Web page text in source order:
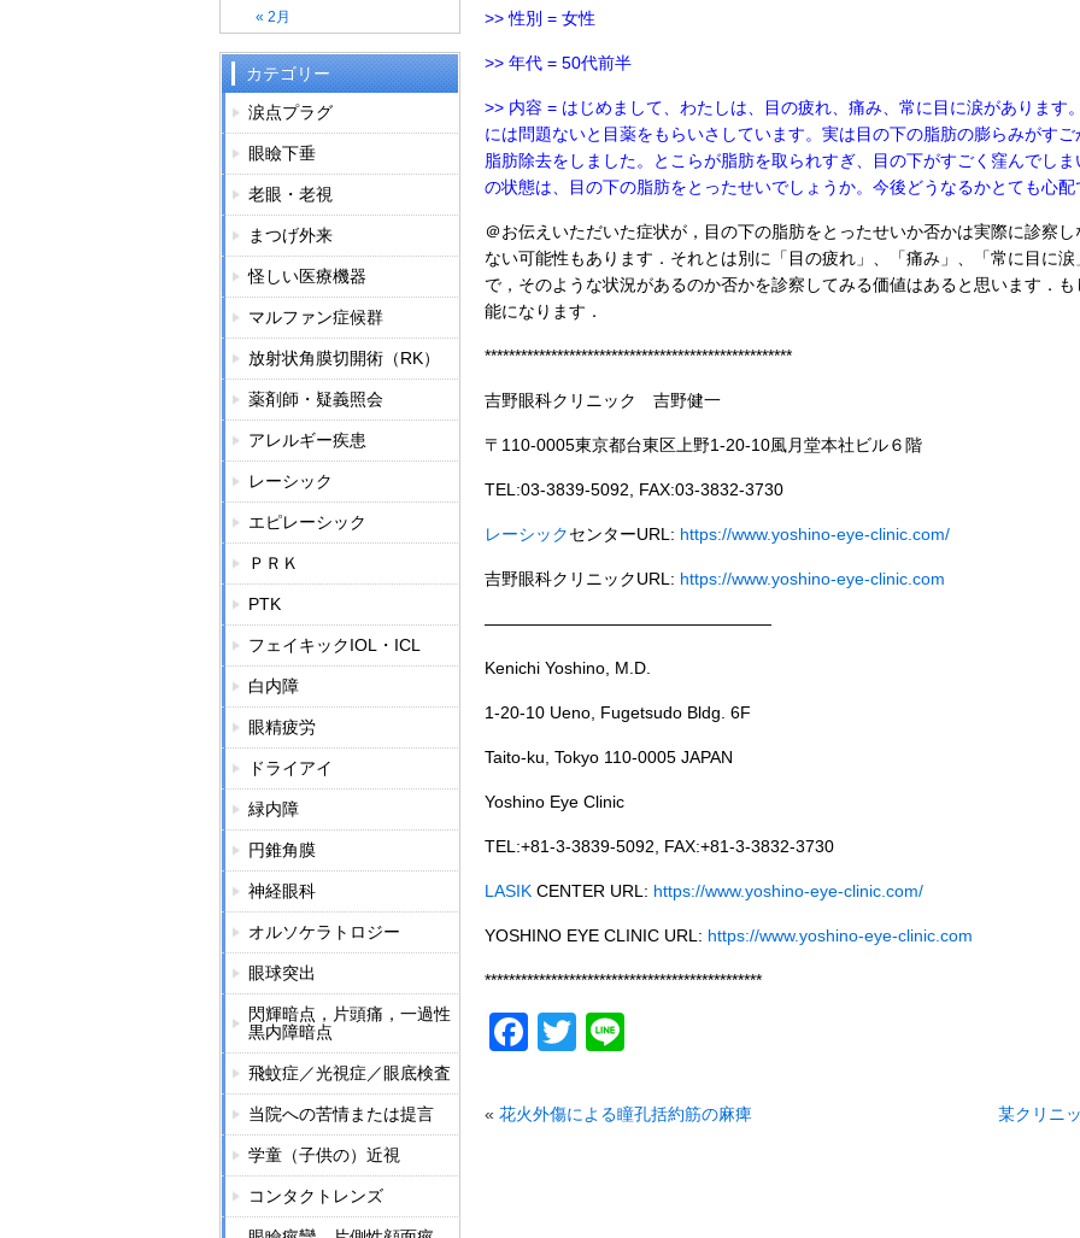
>> 性別 = 女性
>> 年代 = 50代前半
>> 内容 = はじめまして、わたしは、目の疲れ、痛み、常に目に涙があります
には問題ないと目薬をもらいさしています。実は目の下の脂肪の膨らみがす
脂肪除去をしました。とこらが脂肪を取られすぎ、目の下がすごく窪んでし
の状態は、目の下の脂肪をとったせいでしょうか。今後どうなるかとても心配
＠お伝えいただいた症状が，目の下の脂肪をとったせいか否かは実際に診察
ない可能性もあります．それとは別に「目の疲れ」、「痛み」、「常に目に
で，そのような状況があるのか否かを診察してみる価値はあると思います．
能になります．
***************************************************
吉野眼科クリニック 吉野健一
〒110-0005東京都台東区上野1-20-10風月堂本社ビル６階
TEL:03-3839-5092, FAX:03-3832-3730
レーシックセンターURL: https://www.yoshino-eye-clinic.com/
吉野眼科クリニックURL: https://www.yoshino-eye-clinic.com
—————————————————
Kenichi Yoshino, M.D.
1-20-10 Ueno, Fugetsudo Bldg. 6F
Taito-ku, Tokyo 110-0005 JAPAN
Yoshino Eye Clinic
TEL:+81-3-3839-5092, FAX:+81-3-3832-3730
LASIK CENTER URL: https://www.yoshino-eye-clinic.com/
YOSHINO EYE CLINIC URL: https://www.yoshino-eye-clinic.com
**********************************************
Facebook
Twitter
« 花火外傷による瞳孔括約筋の麻痺 某クリニ
« 2月
カテゴリー
涙点プラグ
眼瞼下垂
老眼・老視
まつげ外来
怪しい医療機器
マルファン症候群
放射状角膜切開術（RK）
薬剤師・疑義照会
アレルギー疾患
レーシック
エピレーシック
ＰＲＫ
PTK
フェイキックIOL・ICL
白内障
眼精疲労
ドライアイ
緑内障
円錐角膜
神経眼科
オルソケラトロジー
眼球突出
閃輝暗点，片頭痛，一過性
黒内障暗点
飛蚊症／光視症／眼底検査
当院への苦情または提言
学童（子供の）近視
コンタクトレンズ